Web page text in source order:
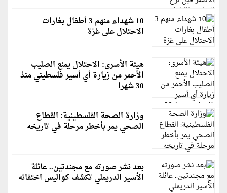
10 شهداء منهم 3 أطفال بغارات
الاحتلال على غزة
هيئة الأسرى: الاحتلال يمنع الصليب
الأحمر من زيارة أي أسير فلسطيني منذ
30 شهرا
وزارة الصحة الفلسطينية: القطاع
الصحي يمر بأخطر مرحلة في تاريخه
بعد نشر صورته مع مجندتين.. عائلة
الأسير الدريملي تكشف كواليس اختفائه